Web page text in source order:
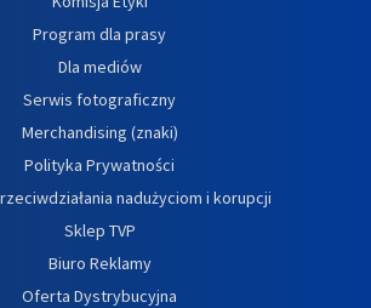
Program dla prasy
Dla mediów
Serwis fotograficzny
Merchandising (znaki)
Polityka Prywatności
nadużyciom i korupcji
Sklep TVP
Biuro Reklamy
Oferta Dystrybucyjna